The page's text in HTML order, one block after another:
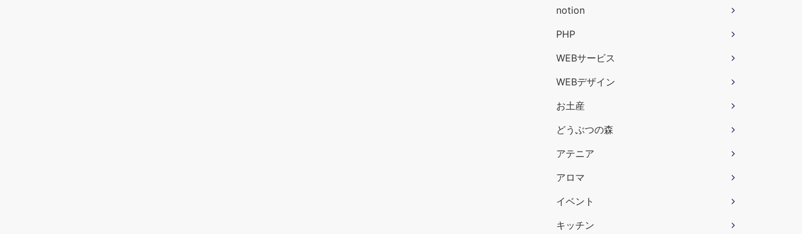
notion
PHP
WEBサービス
WEBデザイン
お土産
どうぶつの森
アテニア
アロマ
イベント
キッチン